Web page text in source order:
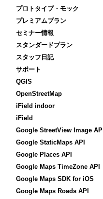
プロトタイプ・モック
プレミアムプラン
セミナー情報
スタンダードプラン
スタッフ日記
サポート
QGIS
OpenStreetMap
iField indoor
iField
Google StreetView Image API
Google StaticMaps API
Google Places API
Google Maps TimeZone API
Google Maps SDK for iOS
Google Maps Roads API